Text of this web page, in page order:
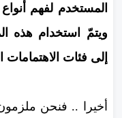
المستخدم لفهم
ويتمّ استخدام هذه
إلى فئات
أخيرا .. فنحن